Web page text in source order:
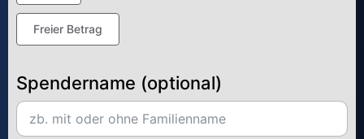
Freier Betrag
Spendername (optional)